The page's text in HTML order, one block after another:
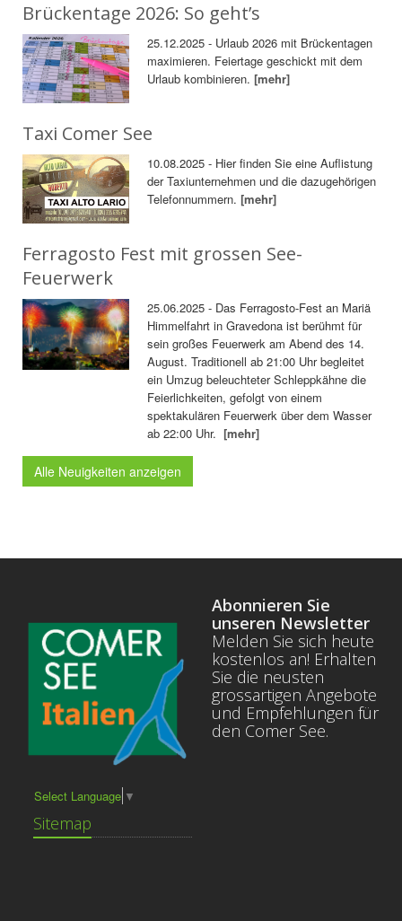
Brückentage 2026: So geht’s
25.12.2025 - Urlaub 2026 mit Brückentagen
maximieren. Feiertage geschickt mit dem
Urlaub kombinieren.[mehr]
Taxi Comer See
10.08.2025 - Hier finden Sie eine Auflistung
der Taxiunternehmen und die dazugehörigen
Telefonnummern.[mehr]
Ferragosto Fest mit grossen See-
Feuerwerk
25.06.2025 - Das Ferragosto-Fest an Mariä
Himmelfahrt in Gravedona ist berühmt für
sein großes Feuerwerk am Abend des 14.
August. Traditionell ab 21:00 Uhr begleitet
ein Umzug beleuchteter Schleppkähne die
Feierlichkeiten, gefolgt von einem
spektakulären Feuerwerk über dem Wasser
ab 22:00 Uhr.[mehr]
Alle Neuigkeiten anzeigen
Select Language ▼
Sitemap
Abonnieren Sie
unseren Newsletter
Melden Sie sich heute
kostenlos an! Erhalten
Sie die neusten
grossartigen Angebote
und Empfehlungen für
den Comer See.